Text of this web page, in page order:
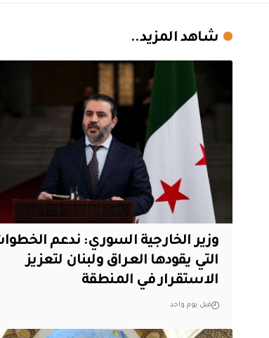
شاهد المزيد..
وزير الخارجية السوري: ندعم
التي يقودها العراق ولبنان لتعزيز
الاستقرار في المنطقة
قبل يوم واحد